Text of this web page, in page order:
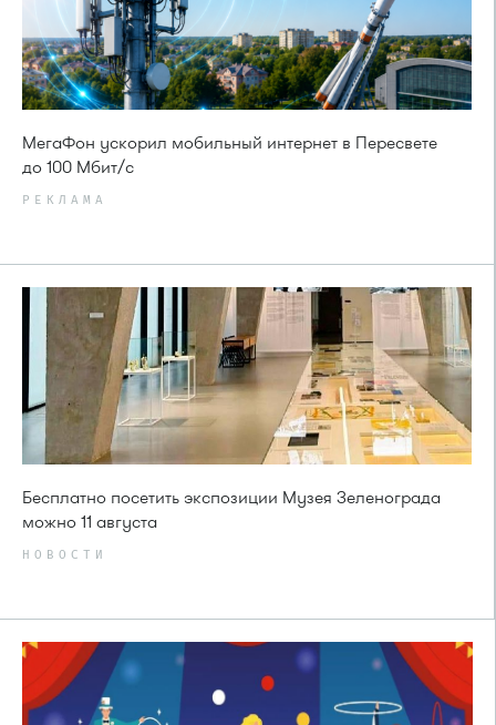
МегаФон ускорил мобильный интернет в Пересвете
до 100 Мбит/с
РЕКЛАМА
Бесплатно посетить экспозиции Музея Зеленограда
можно 11 августа
НОВОСТИ